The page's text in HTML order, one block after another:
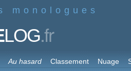
monologues
LOG.fr
Au hasard Classement Nuage